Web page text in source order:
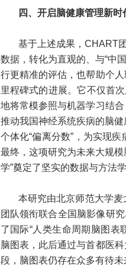
四、开启脑健康管理新
基于上述成果，CHART
数据，转化为直观的、与“中
行更精准的评估，也帮助个
里程碑式的进展。它不仅首
地将常模参照与机器学习结
推动我国神经系统疾病的脑健
个体化“偏离分数”，为实现
最终，这项研究为未来大规
学”奠定了坚实的数据与方法
本研究由北京师范大学
团队领衔联合全国脑影像研
了国际“人类生命周期脑图表
脑图表，此后通过与首都医
段，脑图表仍存在众多有待未